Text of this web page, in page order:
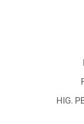
HIG.